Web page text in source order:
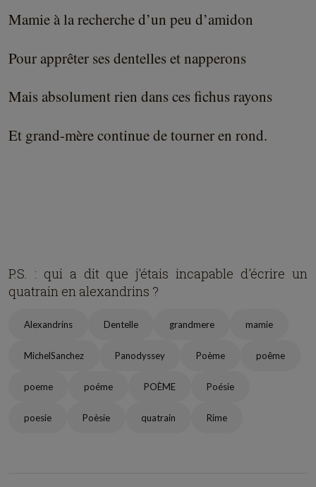
Mamie à la recherche d’un peu d’amidon
Pour apprêter ses dentelles et napperons
Mais absolument rien dans ces fichus rayons
Et grand-mère continue de tourner en rond.
P.S. : qui a dit que j'étais incapable d'écrire un
quatrain en alexandrins ?
Alexandrins Dentelle grandmere mamie
MichelSanchez Panodyssey Poème poême
poeme poéme POÈME Poésie
poesie Poèsie quatrain Rime